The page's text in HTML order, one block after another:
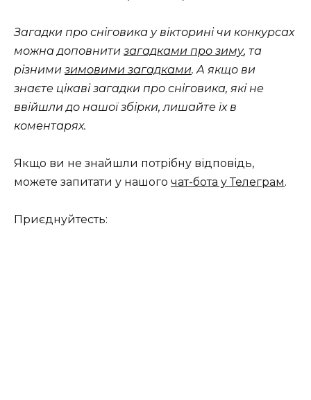
Загадки про сніговика у вікторині чи конкурсах
можна доповнити загадками про зиму, та
різними зимовими загадками. А якщо ви
знаєте цікаві загадки про сніговика, які не
ввійшли до нашої збірки, лишайте їх в
коментарях.
Якщо ви не знайшли потрібну відповідь,
можете запитати у нашого чат-бота у Телеграм.
Приєднуйтесть: